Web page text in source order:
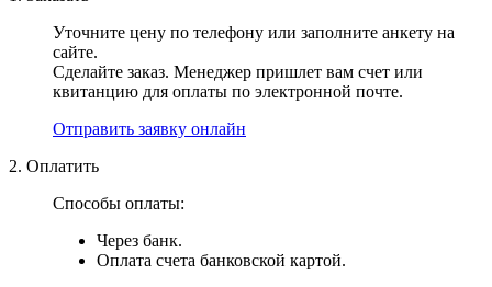
Уточните цену по телефону или заполните анкету на
сайте.
Сделайте заказ. Менеджер пришлет вам счет или
квитанцию для оплаты по электронной почте.
Отправить заявку онлайн
2. Оплатить
Способы оплаты:
Через банк.
Оплата счета банковской картой.